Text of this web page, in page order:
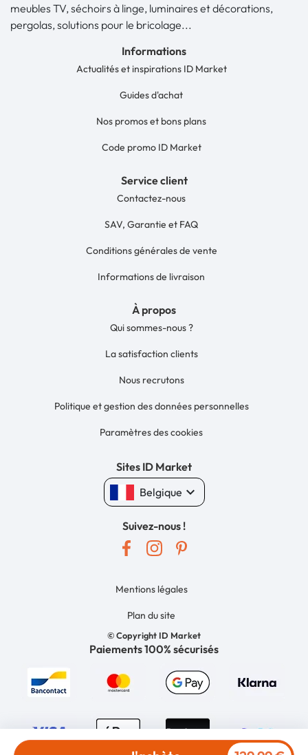
meubles TV, séchoirs à linge, luminaires et décorations,
pergolas, solutions pour le bricolage...
Informations
Actualités et inspirations ID Market
Guides d'achat
Nos promos et bons plans
Code promo ID Market
Service client
Contactez-nous
SAV, Garantie et FAQ
Conditions générales de vente
Informations de livraison
À propos
Qui sommes-nous ?
La satisfaction clients
Nous recrutons
Politique et gestion des données personnelles
Paramètres des cookies
Sites ID Market
Belgique keyboard_arrow_down
Suivez-nous !
© Copyright ID Market
Mentions légales
Plan du site
Paiements 100% sécurisés